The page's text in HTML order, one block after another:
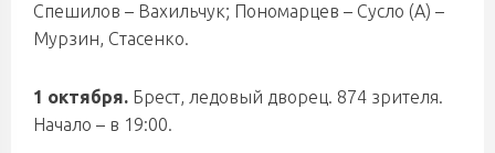
Спешилов – Вахильчук; Пономарцев – Сусло (А) –
Мурзин, Стасенко.
1 октября. Брест, ледовый дворец. 874 зрителя.
Начало – в 19:00.